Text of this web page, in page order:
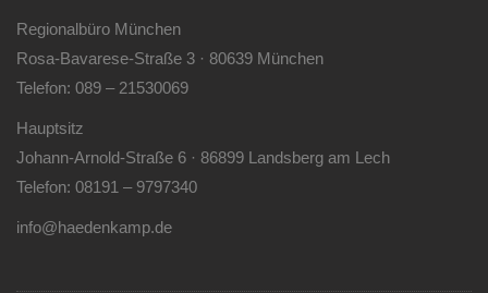
Regionalbüro München
Rosa-Bavarese-Straße 3 · 80639 München
Telefon: 089 – 21530069
Hauptsitz
Johann-Arnold-Straße 6 · 86899 Landsberg am Lech
Telefon: 08191 – 9797340
info@haedenkamp.de